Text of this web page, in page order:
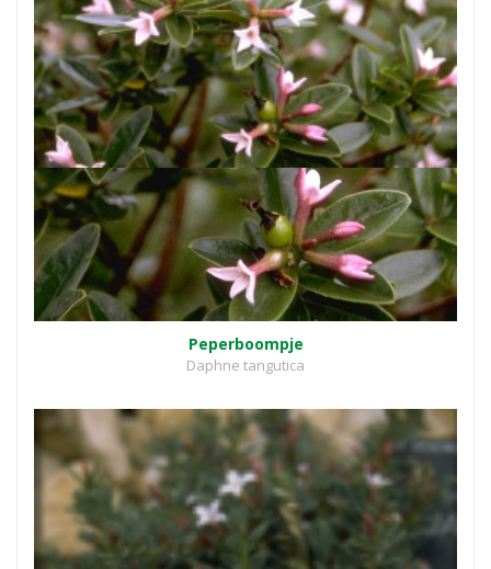
Peperboompje
Daphne tangutica